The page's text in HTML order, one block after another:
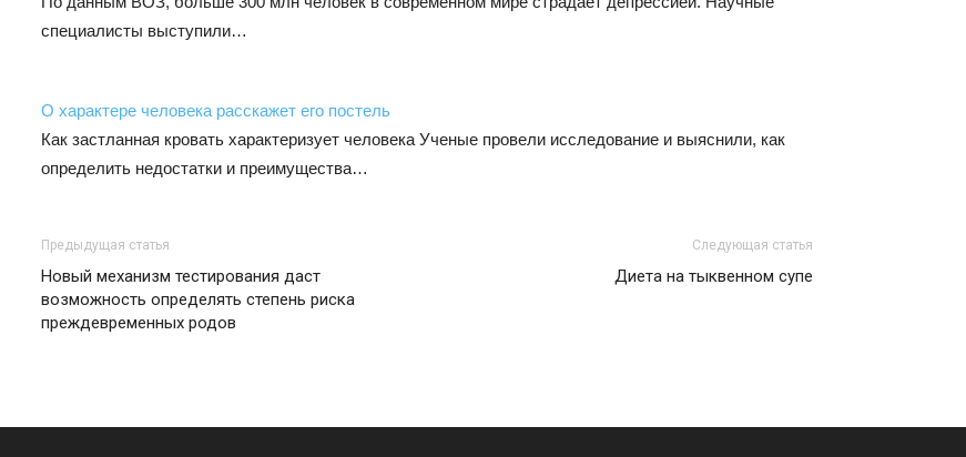
специалисты выступили…
О характере человека расскажет его постель
Как застланная кровать характеризует человека Ученые провели исследование и выяснили, как
определить недостатки и преимущества…
Предыдущая статья
Новый механизм тестирования даст
возможность определять степень риска
преждевременных родов
Следующая статья
Диета на тыквенном супе